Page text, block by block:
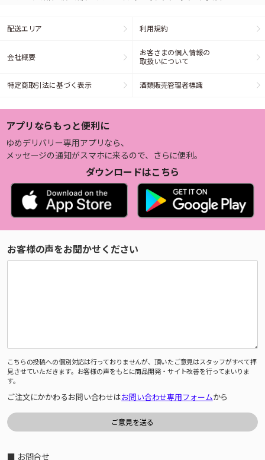
配送エリア 利用規約
会社概要
お客さまの個人情報の
取扱いについて
特定商取引法に基づく表示 酒類販売管理者標識
アプリならもっと便利に
ゆめデリバリー専用アプリなら、
メッセージの通知がスマホに来るので、さらに便利。
ダウンロードはこちら
お客様の声をお聞かせください
こちらの投稿への個別対応は行っておりませんが、頂いたご意見はスタッフがすべて拝
見させていただきます。お客様の声をもとに商品開発・サイト改善を行ってまいりま
す。
ご注文にかかわるお問い合わせはお問い合わせ専用フォームから
■ お問合せ